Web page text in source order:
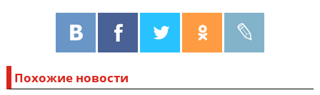
Похожие новости